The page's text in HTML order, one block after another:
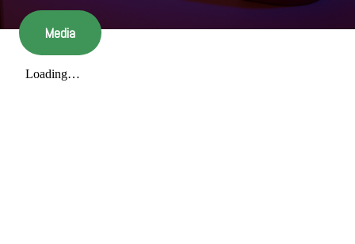
Media